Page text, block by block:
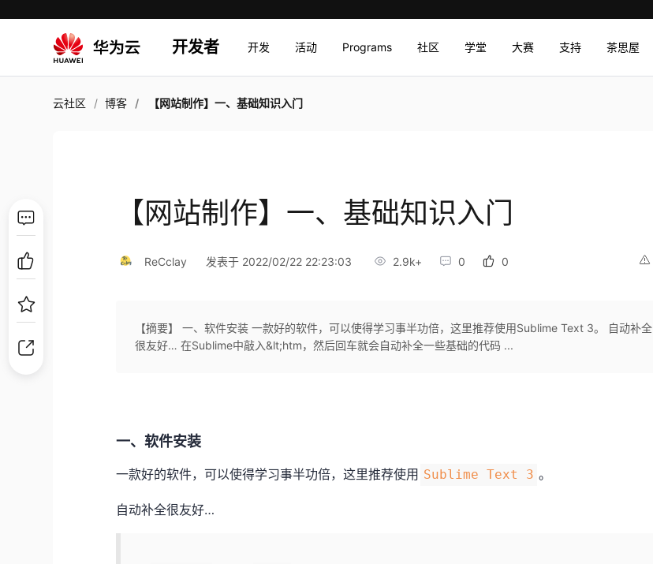
开发者 开发 活动 Programs 社区 学堂 大赛 支持 茶思屋
云社区 博客 【网站制作】一、基础知识入门
【网站制作】一、基础知识入门
ReCclay 发表于 2022/02/22 22:23:03 2.9k+ 0 0
【摘要】 一、软件安装 一款好的软件，可以使得学习事半功倍，这里推荐使用Sublime Text 3。 自动补全
很友好… 在Sublime中敲入&lt;htm，然后回车就会自动补全一些基础的代码 ...
一、软件安装
一款好的软件，可以使得学习事半功倍，这里推荐使用 Sublime Text 3 。
自动补全很友好…